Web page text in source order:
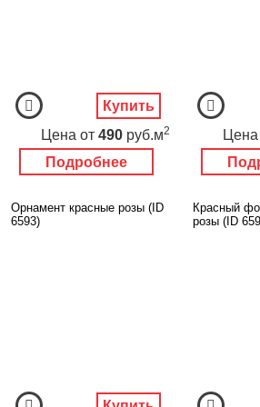
Подробнее
Цена от 490 руб.м2
Купить
Цена
Орнамент красные розы (ID
6593)
Красный
розы (ID